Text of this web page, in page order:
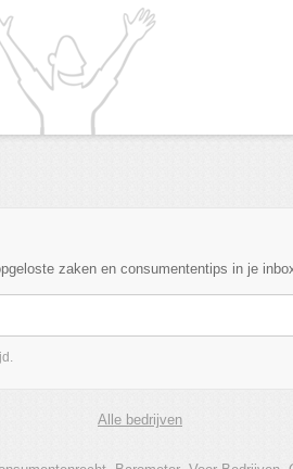
zaken en consumententips in je
Alle bedrijven